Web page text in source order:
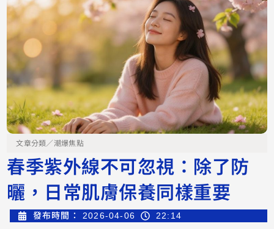
文章分類／潮爆焦點
春季紫外線不可忽視：除了防
曬，日常肌膚保養同樣重要
發布時間： 2026-04-06 22:14